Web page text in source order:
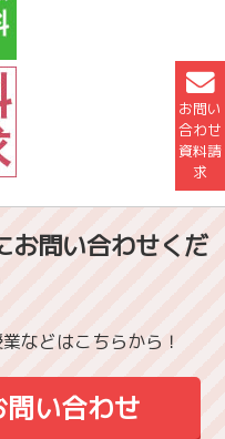
お問い
合わせ
資料請
求
お問い合わせくだ
などはこちらから！
い合わせ